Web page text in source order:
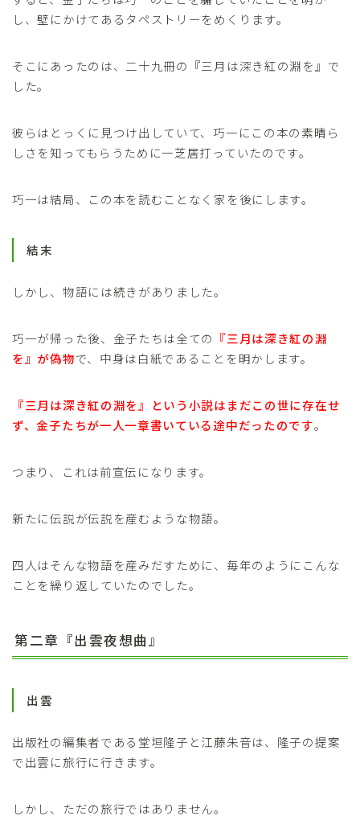
し、壁にかけてあるタペストリーをめくります。
そこにあったのは、二十九冊の『三月は深き紅の淵を』で
した。
彼らはとっくに見つけ出していて、巧一にこの本の素晴ら
しさを知ってもらうために一芝居打っていたのです。
巧一は結局、この本を読むことなく家を後にします。
結末
しかし、物語には続きがありました。
巧一が帰った後、金子たちは全ての 『三月は深き紅の淵
を』が偽物で、中身は白紙であることを明かします。
『三月は深き紅の淵を』という小説はまだこの世に存在せ
ず、金子たちが一人一章書いている途中だったのです。
つまり、これは前宣伝になります。
新たに伝説が伝説を産むような物語。
四人はそんな物語を産みだすために、毎年のようにこんな
ことを繰り返していたのでした。
第二章『出雲夜想曲』
出雲
出版社の編集者である堂垣隆子と江藤朱音は、隆子の提案
で出雲に旅行に行きます。
しかし、ただの旅行ではありません。